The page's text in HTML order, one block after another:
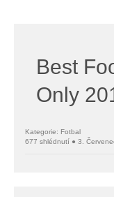
Best
Only
Kategorie: Fotbal
677 shlédnutí ● 3.